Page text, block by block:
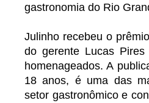
gastronomia do Rio
Julinho recebeu o
do gerente Lucas
homenageados. A
18 anos, é uma das
setor gastronômico e